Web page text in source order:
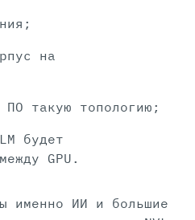
на
ПО такую топологию;
будет
GPU.
именно ИИ и большие